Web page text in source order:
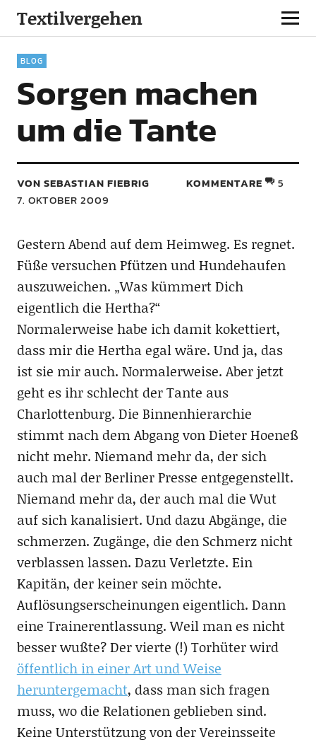
Textilvergehen
BLOG
Sorgen machen
um die Tante
VON SEBASTIAN FIEBRIG
7. OKTOBER 2009
KOMMENTARE 5
Gestern Abend auf dem Heimweg. Es regnet.
Füße versuchen Pfützen und Hundehaufen
auszuweichen. „Was kümmert Dich
eigentlich die Hertha?“
Normalerweise habe ich damit kokettiert,
dass mir die Hertha egal wäre. Und ja, das
ist sie mir auch. Normalerweise. Aber jetzt
geht es ihr schlecht der Tante aus
Charlottenburg. Die Binnenhierarchie
stimmt nach dem Abgang von Dieter Hoeneß
nicht mehr. Niemand mehr da, der sich
auch mal der Berliner Presse entgegenstellt.
Niemand mehr da, der auch mal die Wut
auf sich kanalisiert. Und dazu Abgänge, die
schmerzen. Zugänge, die den Schmerz nicht
verblassen lassen. Dazu Verletzte. Ein
Kapitän, der keiner sein möchte.
Auflösungserscheinungen eigentlich. Dann
eine Trainerentlassung. Weil man es nicht
besser wußte? Der vierte (!) Torhüter wird
öffentlich in einer Art und Weise
heruntergemacht, dass man sich fragen
muss, wo die Relationen geblieben sind.
Keine Unterstützung von der Vereinsseite